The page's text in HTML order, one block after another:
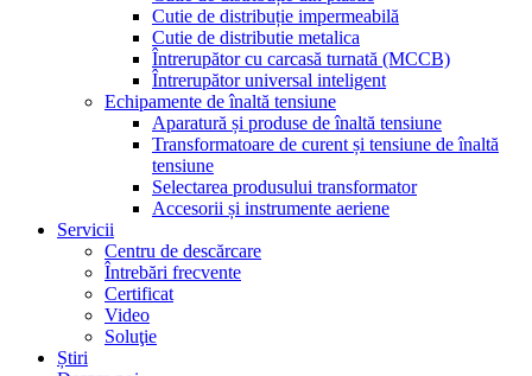
Cutie de distribuție impermeabilă
Cutie de distributie metalica
Întrerupător cu carcasă turnată (MCCB)
Întrerupător universal inteligent
Echipamente de înaltă tensiune
Aparatură și produse de înaltă tensiune
Transformatoare de curent și tensiune de înaltă
tensiune
Selectarea produsului transformator
Accesorii și instrumente aeriene
Servicii
Centru de descărcare
Întrebări frecvente
Certificat
Video
Soluţie
Știri